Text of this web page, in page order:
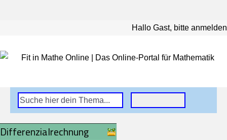
Hallo Gast, bitte anmelden
Differenzialrechnung